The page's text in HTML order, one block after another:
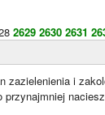
2629 2630 2631
zazielenienia i
przynajmniej